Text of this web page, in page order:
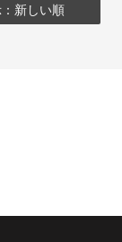
新しい順